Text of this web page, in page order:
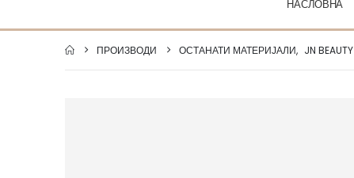
НАСЛОВНА
ПРОИЗВОДИ ОСТАНАТИ МАТЕРИЈАЛИ, JN BEAUTY